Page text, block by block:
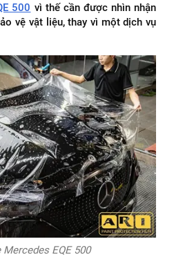
500 vì thế cần được nhìn nhận
vệ vật liệu, thay vì một dịch vụ
Mercedes EQE 500